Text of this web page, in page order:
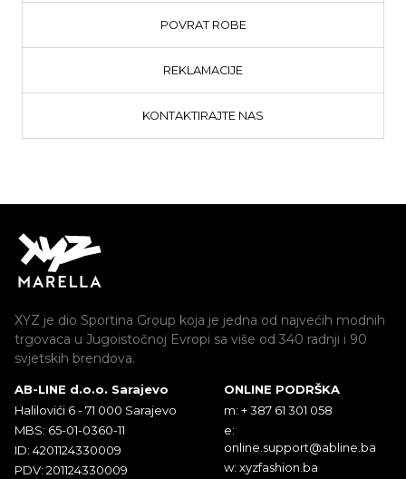
POVRAT ROBE
REKLAMACIJE
KONTAKTIRAJTE NAS
XYZ je dio Sportina Group koja je jedna od najvećih modnih
trgovaca u Jugoistočnoj Evropi sa više od 340 radnji i 90
svjetskih brendova.
AB-LINE d.o.o. Sarajevo
Halilovići 6 - 71 000 Sarajevo
MBS: 65-01-0360-11
ID: 4201124330009
PDV: 201124330009
ONLINE PODRŠKA
m: + 387 61 301 058
e:
online.support@abline.ba
w: xyzfashion.ba